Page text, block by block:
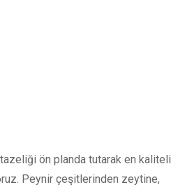
ön planda tutarak en kaliteli
Peynir çeşitlerinden zeytine,